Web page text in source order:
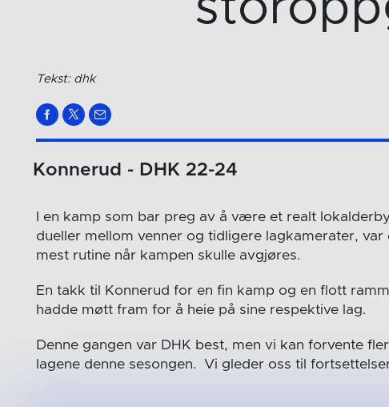
Tekst: dhk
Konnerud - DHK 22-24
I en kamp som bar preg av å være et realt
dueller mellom venner og tidligere lagkamerater,
mest rutine når kampen skulle avgjøres.
En takk til Konnerud for en fin kamp og en flott
hadde møtt fram for å heie på sine respektive lag.
Denne gangen var DHK best, men vi kan forvente
lagene denne sesongen. Vi gleder oss til